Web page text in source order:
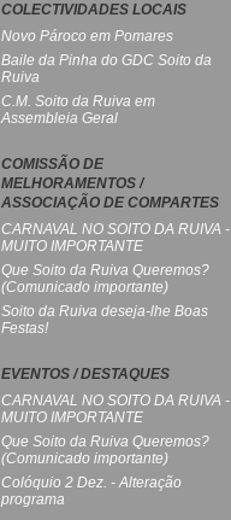
COLECTIVIDADES LOCAIS
Novo Pároco em Pomares
Baile da Pinha do GDC Soito da
Ruiva
C.M. Soito da Ruiva em
Assembleia Geral
COMISSÃO DE
MELHORAMENTOS /
ASSOCIAÇÃO DE COMPARTES
CARNAVAL NO SOITO DA RUIVA -
MUITO IMPORTANTE
Que Soito da Ruiva Queremos?
(Comunicado importante)
Soito da Ruiva deseja-lhe Boas
Festas!
EVENTOS / DESTAQUES
CARNAVAL NO SOITO DA RUIVA -
MUITO IMPORTANTE
Que Soito da Ruiva Queremos?
(Comunicado importante)
Colóquio 2 Dez. - Alteração
programa